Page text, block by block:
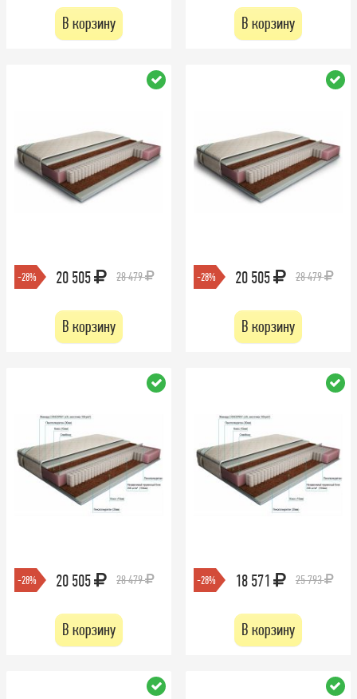
В корзину В корзину
-28% 20 505 28 479
В корзину
-28% 20 505 28 479
В корзину
-28% 20 505 28 479
В корзину
-28% 18 571 25 793
В корзину